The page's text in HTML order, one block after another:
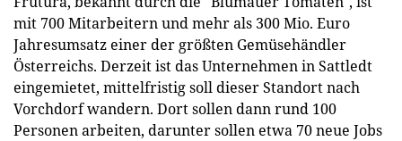
mit 700 Mitarbeitern und mehr als 300 Mio. Euro
Jahresumsatz einer der größten Gemüsehändler
Österreichs. Derzeit ist das Unternehmen in Sattledt
eingemietet, mittelfristig soll dieser Standort nach
Vorchdorf wandern. Dort sollen dann rund 100
Personen arbeiten, darunter sollen etwa 70 neue Jobs